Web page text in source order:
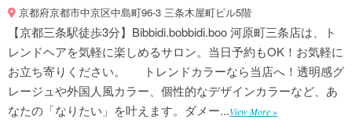
京都府京都市中京区中島町96-3 三条木屋町ビル5階
【京都三条駅徒歩3分】Bibbidi.bobbidi.boo 河原町三条店は、ト
レンドヘアを気軽に楽しめるサロン。当日予約もOK！お気軽に
お立ち寄りください。 トレンドカラーなら当店へ！透明感グ
レージュや外国人風カラー、個性的なデザインカラーなど、あ
なたの「なりたい」を叶えます。ダメー...View More »